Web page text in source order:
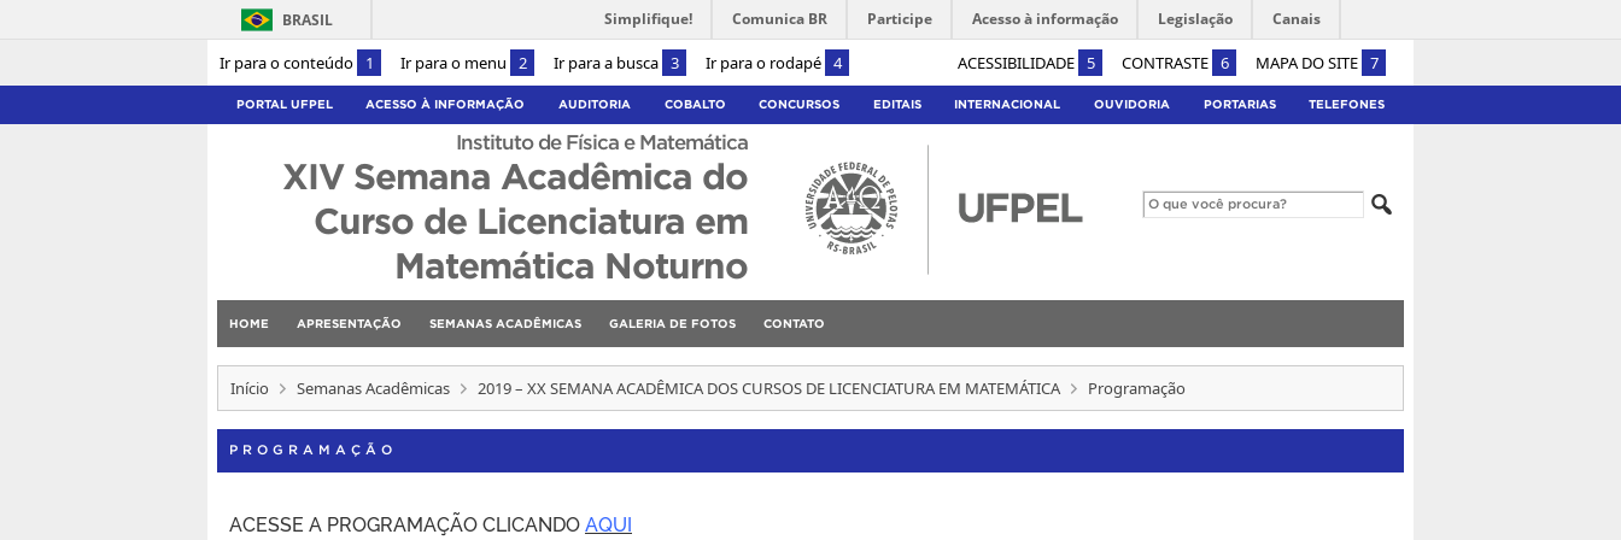
Ir para o conteúdo 1 Ir para o menu 2 Ir para a busca 3 Ir para o rodapé 4 ACESSIBILIDADE 5 CONTRASTE 6 MAPA DO SITE 7
BRASIL Simplifique! Comunica BR Participe Acesso à informação Legislação Canais
PORTAL UFPEL ACESSO À INFORMAÇÃO AUDITORIA COBALTO CONCURSOS EDITAIS INTERNACIONAL OUVIDORIA PORTARIAS TELEFONES
Instituto de Física e Matemática
XIV Semana Acadêmica do
Curso de Licenciatura em
Matemática Noturno
HOME APRESENTAÇÃO SEMANAS ACADÊMICAS GALERIA DE FOTOS CONTATO
Início Semanas Acadêmicas 2019 – XX SEMANA ACADÊMICA DOS CURSOS DE LICENCIATURA EM MATEMÁTICA Programação
PROGRAMAÇÃO
ACESSE A PROGRAMAÇÃO CLICANDOAQUI